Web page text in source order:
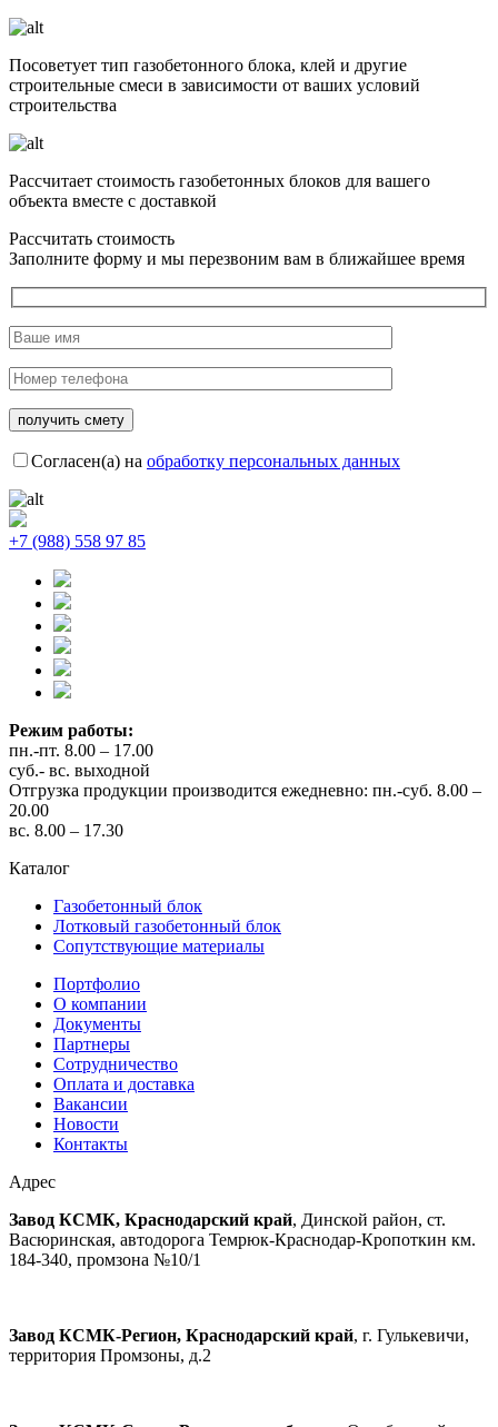
Посоветует тип газобетонного блока, клей и другие
строительные смеси в зависимости от ваших условий
строительства
Рассчитает стоимость газобетонных блоков для вашего
объекта вместе с доставкой
Рассчитать стоимость
Заполните форму и мы перезвоним вам в ближайшее время
Согласен(а) на обработку персональных данных
+7 (988) 558 97 85
Режим работы:
пн.-пт. 8.00 – 17.00
суб.- вс. выходной
Отгрузка продукции производится ежедневно: пн.-суб. 8.00 –
20.00
вс. 8.00 – 17.30
Каталог
Газобетонный блок
Лотковый газобетонный блок
Сопутствующие материалы
Портфолио
О компании
Документы
Партнеры
Сотрудничество
Оплата и доставка
Вакансии
Новости
Контакты
Адрес
Завод КСМК, Краснодарский край, Динской район, ст.
Васюринская, автодорога Темрюк-Краснодар-Кропоткин км.
184-340, промзона №10/1
Завод КСМК-Регион, Краснодарский край, г. Гулькевичи,
территория Промзоны, д.2